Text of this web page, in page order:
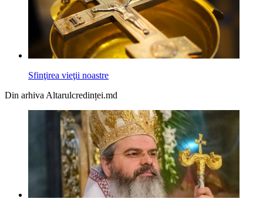
Sfinţirea vieţii noastre
Din arhiva Altarulcredinței.md